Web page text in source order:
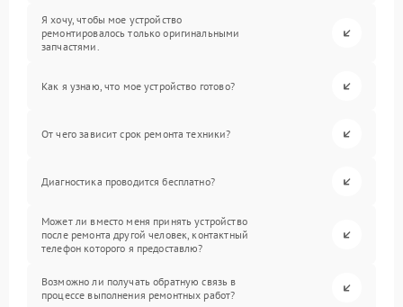
Я хочу, чтобы мое устройство
ремонтировалось только оригинальными
запчастями.
Как я узнаю, что мое устройство готово?
От чего зависит срок ремонта техники?
Диагностика проводится бесплатно?
Может ли вместо меня принять устройство
после ремонта другой человек, контактный
телефон которого я предоставлю?
Возможно ли получать обратную связь в
процессе выполнения ремонтных работ?